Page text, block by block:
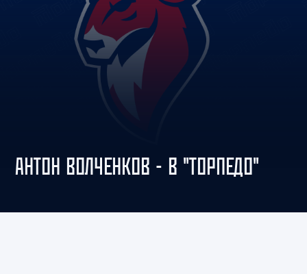
АНТОН ВОЛЧЕНКОВ - В "ТОРПЕДО"